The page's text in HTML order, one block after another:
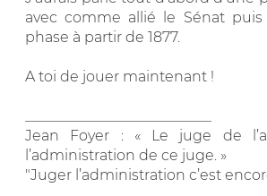
avec comme allié le Sénat
phase à partir de 1877.
A toi de jouer maintenant !
Jean Foyer : « Le juge de
l’administration de ce juge. »
"Juger l’administration c’est